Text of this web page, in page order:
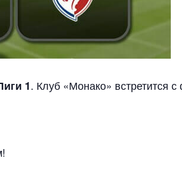
1. Клуб «Монако» встретится